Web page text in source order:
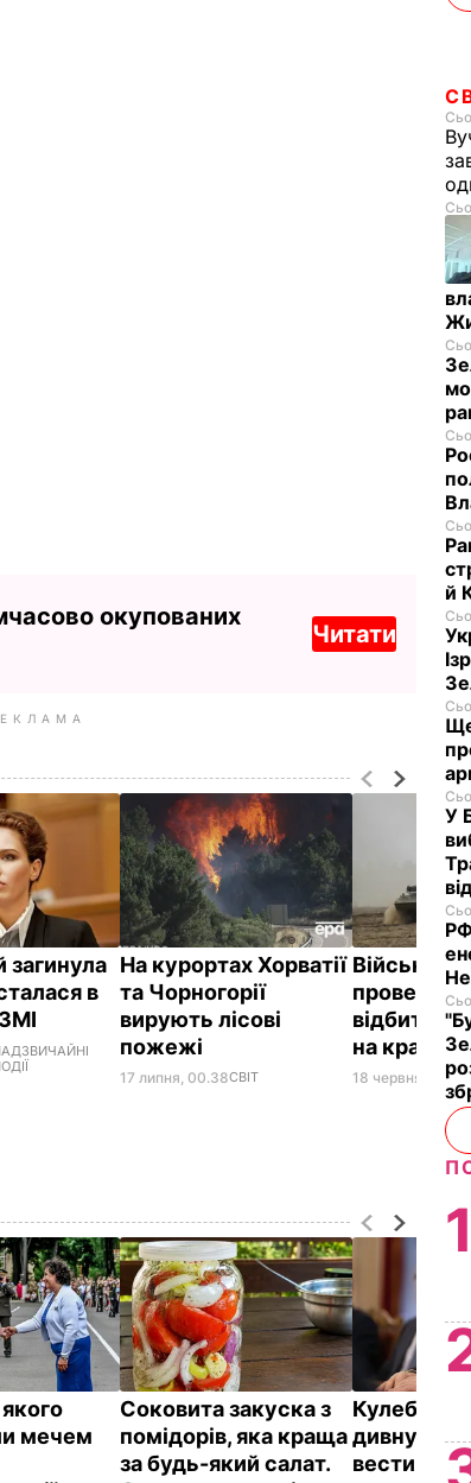
окупованих
Читати
загинула
в
На курортах Хорватії
та Чорногорії
вирують лісові
пожежі
17 липня, 00.38СВІТ
Війська
провели
відбиття
на країни
18 червня, 18.20
мечем
Соковита закуска з
помідорів, яка краща
за будь-який салат.
Кулеба
дивну
вести
й
У
1